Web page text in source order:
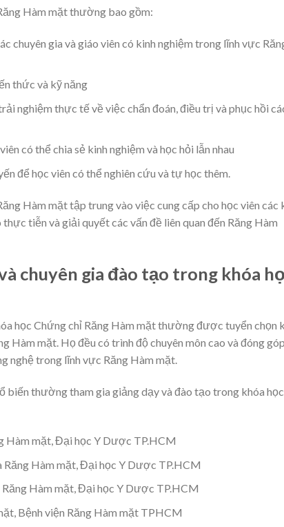
Hàm mặt thường bao gồm:
chuyên gia và giáo viên có kinh nghiệm trong lĩnh vực
thức và kỹ năng
nghiệm thực tế về việc chẩn đoán, điều trị và phục hồi
có thể chia sẻ kinh nghiệm và học hỏi lẫn nhau
để học viên có thể nghiên cứu và tự học thêm.
Hàm mặt tập trung vào việc cung cấp cho học viên các
tiễn và giải quyết các vấn đề liên quan đến Răng Hàm
chuyên gia đào tạo trong khóa
học Chứng chỉ Răng Hàm mặt thường được tuyển chọn
Hàm mặt. Họ đều có trình độ chuyên môn cao và đóng góp
nghệ trong lĩnh vực Răng Hàm mặt.
biến thường tham gia giảng dạy và đào tạo trong khóa học
Hàm mặt, Đại học Y Dược TP.HCM
Răng Hàm mặt, Đại học Y Dược TP.HCM
Răng Hàm mặt, Đại học Y Dược TP.HCM
Bệnh viện Răng Hàm mặt TPHCM